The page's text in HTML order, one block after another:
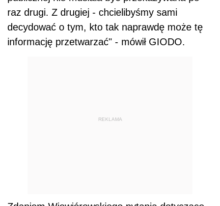
raz drugi. Z drugiej - chcielibyśmy sami
decydować o tym, kto tak naprawdę może tę
informację przetwarzać" - mówił GIODO.
REKLAMA